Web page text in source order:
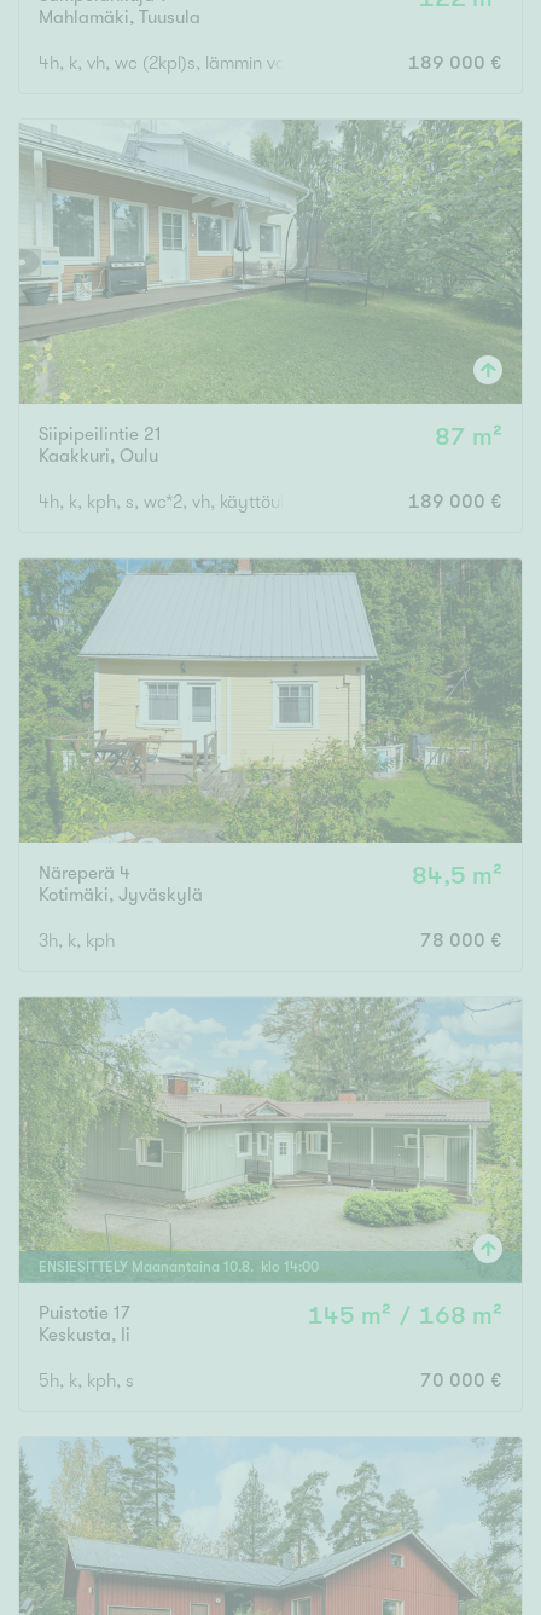
Mahlamäki, Tuusula
4h, k, vh, wc (2kpl)s, lämmin varasto, 189 000 €
Siipipeilintie 21
Kaakkuri, Oulu
87 m²
4h, k, kph, s, wc*2, vh, käyttöullakko, ak 189 000 €
Näreperä 4
Kotimäki, Jyväskylä
84,5 m²
3h, k, kph 78 000 €
ENSIESITTELY Maanantaina 10.8. klo 14:00
Puistotie 17
Keskusta, Ii
145 m² / 168 m²
5h, k, kph, s 70 000 €